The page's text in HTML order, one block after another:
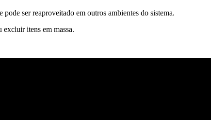
ser reaproveitado em outros ambientes do sistema.
itens em massa.